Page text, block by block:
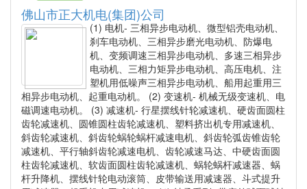
佛山市正大机电(集团)公司
(1) 电机- 三相异步电动机、微型铝壳电动机、
刹车电动机、三相异步磨光电动机、防爆电
机、变频调速三相异步电动机、多速三相异步
电动机、三相力矩异步电动机、高压电机、注
塑机用低噪声三相异步电动机、船用起重用三
相异步电动机、起重电动机。 (2) 变速机- 机械无级变速机、电
磁调速电动机。 (3) 减速机- 行星摆线针轮减速机、硬齿面圆柱
齿轮减速机、圆锥圆柱齿轮减速机、塑料挤出机专用减速机、
斜齿轮减速机、斜齿轮蜗轮蜗杆减速电机、斜齿轮弧齿锥齿轮
减速机、平行轴斜齿轮减速电机、齿轮减速马达、中硬齿面圆
柱齿轮减速机、软齿面圆柱齿轮减速机、蜗轮蜗杆减速器、蜗
杆升降机、摆线针轮电动滚筒、皮带输送用减速器、斗式提升